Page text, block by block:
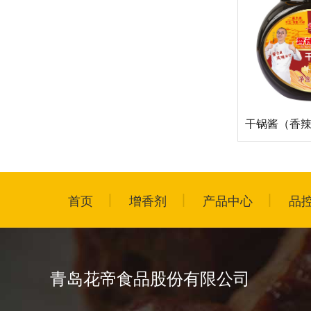
干锅酱（香
首页 增香剂 产品中心 品
青岛花帝食品股份有限公司